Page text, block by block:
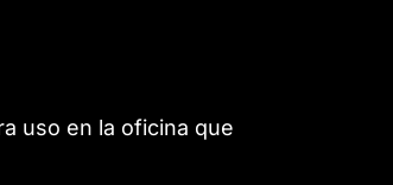
uso en la oficina que